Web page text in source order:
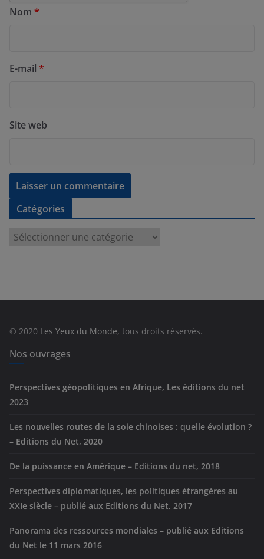
Nom *
E-mail *
Site web
Catégories
e
s
© 2020 Les Yeux du Monde, tous droits réservés.
Nos ouvrages
Perspectives géopolitiques en Afrique, Les éditions du net
2023
Les nouvelles routes de la soie chinoises : quelle évolution ?
– Editions du Net, 2020
De la puissance en Amérique – Editions du net, 2018
Perspectives diplomatiques, les politiques étrangères au
XXIe siècle – publié aux Editions du Net, 2017
Panorama des ressources mondiales – publié aux Editions
du Net le 11 mars 2016